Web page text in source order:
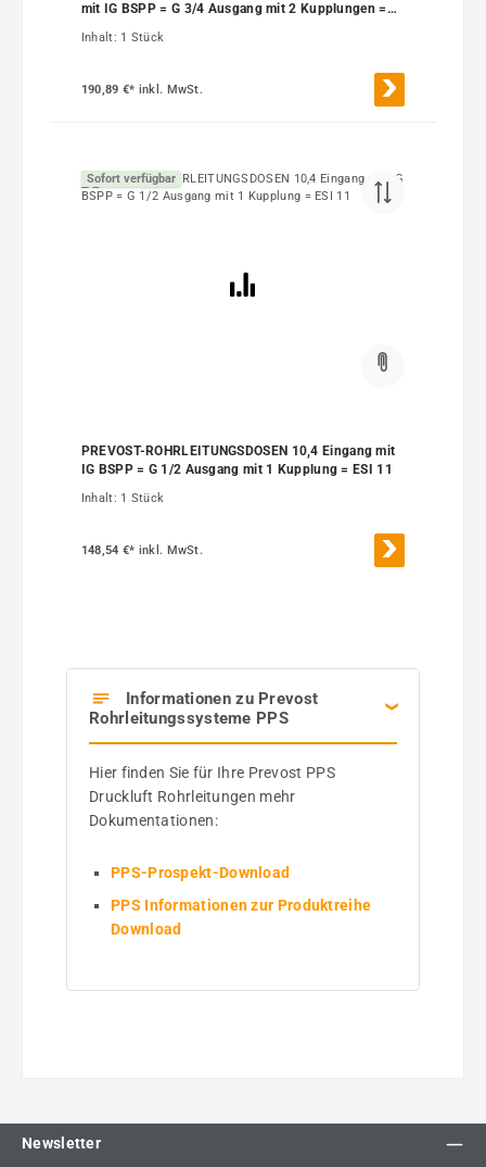
mit IG BSPP = G 3/4 Ausgang mit 2 Kupplungen =
Inhalt: 1 Stück
190,89 €* inkl. MwSt.
Sofort verfügbar
PREVOST-ROHRLEITUNGSDOSEN 10,4 Eingang mit
IG BSPP = G 1/2 Ausgang mit 1 Kupplung = ESI 11
Inhalt: 1 Stück
148,54 €* inkl. MwSt.
Informationen zu Prevost
Rohrleitungssysteme PPS
Hier finden Sie für Ihre Prevost PPS
Druckluft Rohrleitungen mehr
Dokumentationen:
PPS-Prospekt-Download
PPS Informationen zur Produktreihe
Download
Newsletter